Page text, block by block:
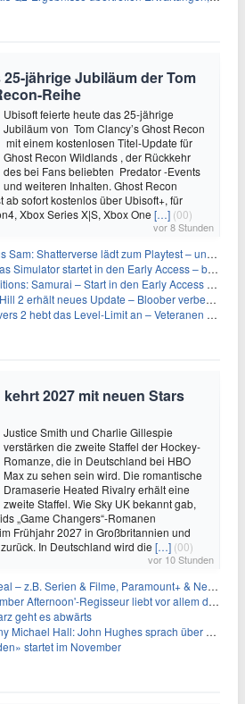
jährige Jubiläum der Tom
Reihe
Ubisoft feierte heute das 25-jährige
Jubiläum von Tom Clancy’s Ghost Recon
mit einem kostenlosen Titel-Update für
Ghost Recon Wildlands , der Rückkehr
des bei Fans beliebten Predator -Events
und weiteren Inhalten. Ghost Recon
sofort kostenlos über Ubisoft+, für
Xbox Series X|S, Xbox One […] (00)
vor 8 Stunden
Shatterverse lädt zum Playtest – und erscheint schon bald!
Simulator startet in den Early Access – bald gehts los!
Samurai – Start in den Early Access ab heute im feudalen Japan
erhält neues Update – Bloober verbessert Grafik und Performance
hebt das Level-Limit an – Veteranen können endlich weiter aufsteigen
2027 mit neuen Stars
Justice Smith und Charlie Gillespie
verstärken die zweite Staffel der Hockey-
Romanze, die in Deutschland bei HBO
Max zu sehen sein wird. Die romantische
Dramaserie Heated Rivalry erhält eine
zweite Staffel. Wie Sky UK bekannt gab,
„Game Changers“-Romanen
Frühjahr 2027 in Großbritannien und
In Deutschland wird die […] (00)
vor 10 Stunden
z.B. Serien & Filme, Paramount+ & Netflix für 19,99€/Monat
Afternoon'-Regisseur liebt vor allem die 'Banalität' in seinen Filmen
geht es abwärts
Hall: John Hughes sprach über eine Fortsetzung von 'The Breakfast Club'
startet im November